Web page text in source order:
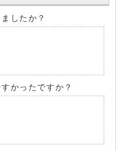
したか？
かったですか？